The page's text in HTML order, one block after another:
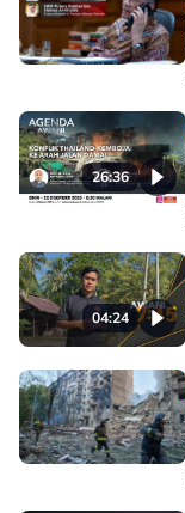
26:36
04:24